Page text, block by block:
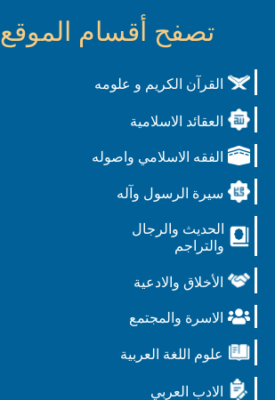
تصفح أقسام الموقع
القرآن الكريم و علومه
العقائد الاسلامية
الفقه الاسلامي واصوله
سيرة الرسول وآله
الحديث والرجال
والتراجم
الأخلاق والادعية
الاسرة والمجتمع
علوم اللغة العربية
الادب العربي